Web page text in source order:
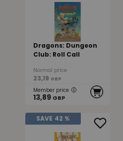
Dragons: Dungeon
Club: Roll Call
Normal price
23,19 GBP
Member price
13,89 GBP
SAVE 42 %